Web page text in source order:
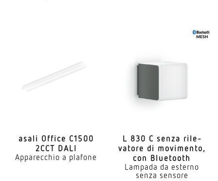
asali Office C1500
2CCT DALI
Apparecchio a plafone
L 830 C senza rile­
vatore di movi­mento,
con Bluetooth
Lampada da esterno
senza sensore